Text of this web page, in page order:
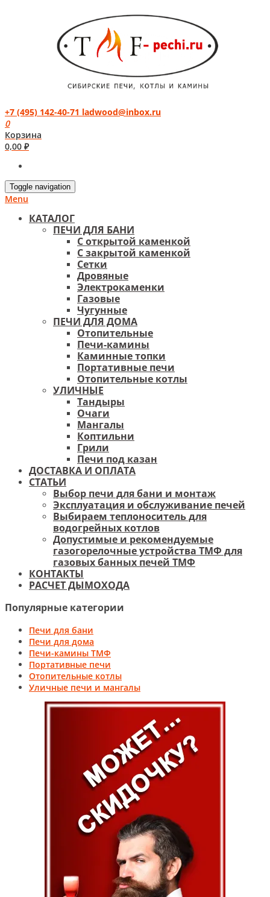
+7 (495) 142-40-71 ladwood@inbox.ru
0
Корзина
0,00 ₽
Toggle navigation
Menu
КАТАЛОГ
ПЕЧИ ДЛЯ БАНИ
С открытой каменкой
С закрытой каменкой
Сетки
Дровяные
Электрокаменки
Газовые
Чугунные
ПЕЧИ ДЛЯ ДОМА
Отопительные
Печи-камины
Каминные топки
Портативные печи
Отопительные котлы
УЛИЧНЫЕ
Тандыры
Очаги
Мангалы
Коптильни
Грили
Печи под казан
ДОСТАВКА И ОПЛАТА
СТАТЬИ
Выбор печи для бани и монтаж
Эксплуатация и обслуживание печей
Выбираем теплоноситель для
водогрейных котлов
Допустимые и рекомендуемые
газогорелочные устройства ТМФ для
газовых банных печей ТМФ
КОНТАКТЫ
РАСЧЕТ ДЫМОХОДА
Популярные категории
Печи для бани
Печи для дома
Печи-камины ТМФ
Портативные печи
Отопительные котлы
Уличные печи и мангалы